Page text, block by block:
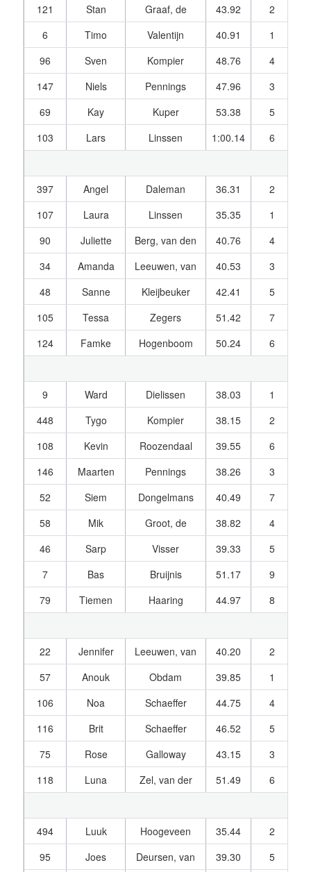
121 Stan Graaf, de 43.92 2
6
Timo Valentijn 40.91 1
96
Sven Kompier 48.76 4
147
Niels Pennings 47.96 3
69
Kay Kuper 53.38 5
103
Lars Linssen 1:00.14 6
397 Angel Daleman 36.31 2
107
Laura Linssen 35.35 1
90
Juliette Berg, van den 40.76 4
34
Amanda Leeuwen, van 40.53 3
48
Sanne Kleijbeuker 42.41 5
105
Tessa Zegers 51.42 7
124
Famke Hogenboom 50.24 6
9 Ward Dielissen 38.03 1
448
Tygo Kompier 38.15 2
108
Kevin Roozendaal 39.55 6
146
Maarten Pennings 38.26 3
52
Siem Dongelmans 40.49 7
58
Mik Groot, de 38.82 4
46
Sarp Visser 39.33 5
7
Bas Bruijnis 51.17 9
79
Tiemen Haaring 44.97 8
22 Jennifer Leeuwen, van 40.20 2
57
Anouk Obdam 39.85 1
106
Noa Schaeffer 44.75 4
116
Brit Schaeffer 46.52 5
75
Rose Galloway 43.15 3
118
Luna Zel, van der 51.49 6
494 Luuk Hoogeveen 35.44 2
95
Joes Deursen, van 39.30 5